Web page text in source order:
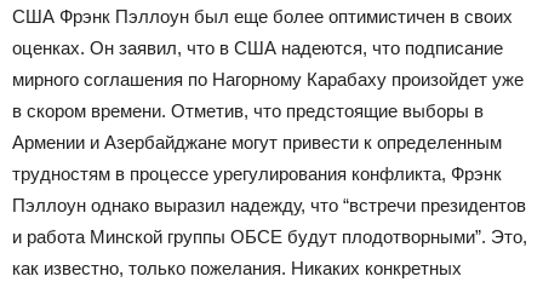
США Фрэнк Пэллоун был еще более оптимистичен в своих
оценках. Он заявил, что в США надеются, что подписание
мирного соглашения по Нагорному Карабаху произойдет уже
в скором времени. Отметив, что предстоящие выборы в
Армении и Азербайджане могут привести к определенным
трудностям в процессе урегулирования конфликта, Фрэнк
Пэллоун однако выразил надежду, что “встречи президентов
и работа Минской группы ОБСЕ будут плодотворными”. Это,
как известно, только пожелания. Никаких конкретных